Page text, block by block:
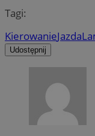
Tagi:
KierowanieJazda
Udostępnij